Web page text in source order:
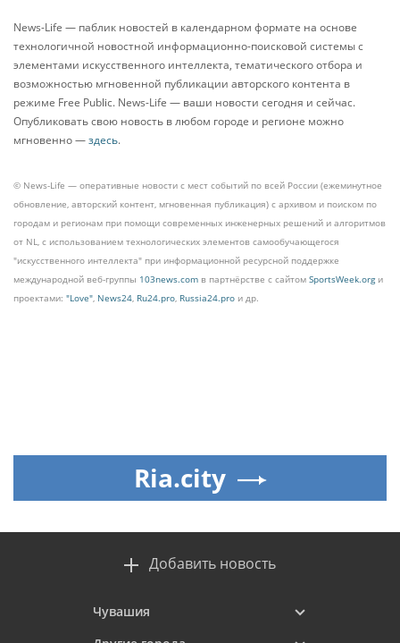
News-Life — паблик новостей в календарном формате на основе
технологичной новостной информационно-поисковой системы с
элементами искусственного интеллекта, тематического отбора и
возможностью мгновенной публикации авторского контента в
режиме Free Public. News-Life — ваши новости сегодня и сейчас.
Опубликовать свою новость в любом городе и регионе можно
мгновенно —здесь.
© News-Life — оперативные новости с мест событий по всей России (ежеминутное
обновление, авторский контент, мгновенная публикация) с архивом и поиском по
городам и регионам при помощи современных инженерных решений и алгоритмов
от NL, с использованием технологических элементов самообучающегося
"искусственного интеллекта" при информационной ресурсной поддержке
международной веб-группы 103news.com в партнёрстве с сайтом SportsWeek.orgи
проектами: "Love", News24, Ru24.pro, Russia24.pro и др.
Ria.city
Добавить новость
Чувашия